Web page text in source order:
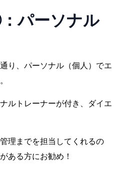
パーソナル
り、パーソナル（個人）でエ
ルトレーナーが付き、ダイエ
理までを担当してくれるの
ある方にお勧め！